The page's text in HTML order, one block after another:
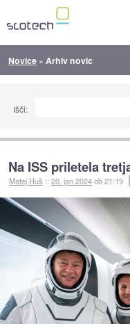
Novice » Arhiv novic
Išči:
Na ISS priletela
Matej Huš ::20. jan 2024ob 21:19